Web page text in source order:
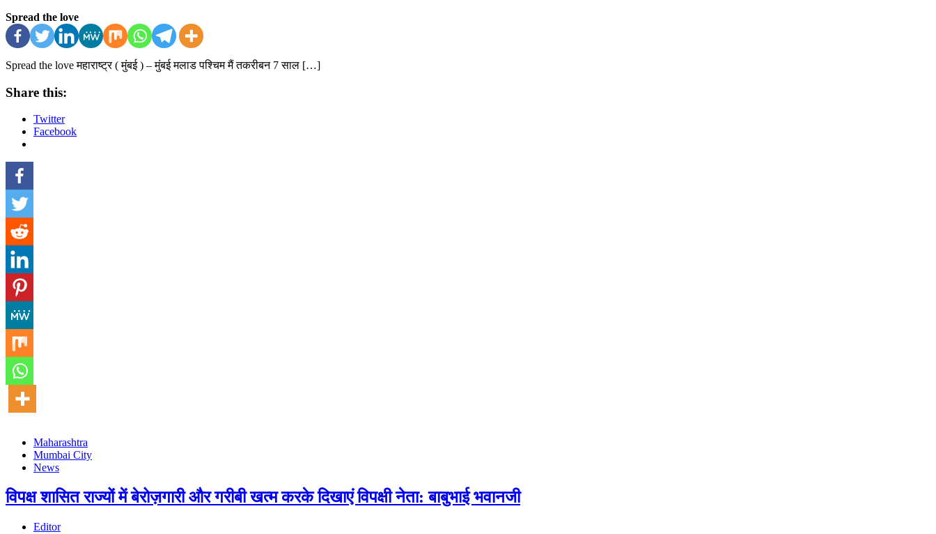
Spread the love
Spread the love महाराष्ट्र ( मुंबई ) – मुंबई मलाड पश्चिम मैं तकरीबन 7 साल […]
Share this:
Twitter
Facebook
Maharashtra
Mumbai City
News
विपक्ष शासित राज्यों में बेरोज़गारी और गरीबी खत्म करके दिखाएं विपक्षी नेता: बाबुभाई भवानजी
Editor